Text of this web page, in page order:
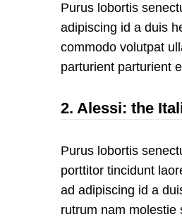
Purus lobortis
adipiscing id a duis
commodo volutpat
parturient parturient
2. Alessi: the
Purus lobortis
porttitor tincidunt
ad adipiscing id a
rutrum nam molestie